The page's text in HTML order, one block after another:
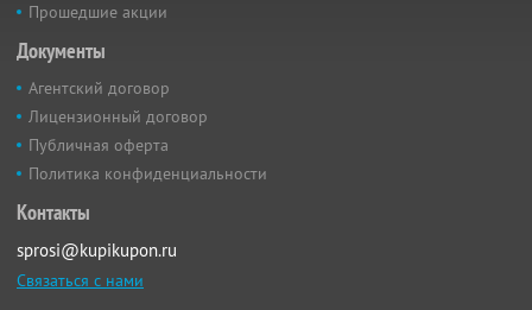
Прошедшие акции
Документы
Агентский договор
Лицензионный договор
Публичная оферта
Политика конфиденциальности
Контакты
sprosi@kupikupon.ru
Связаться с нами